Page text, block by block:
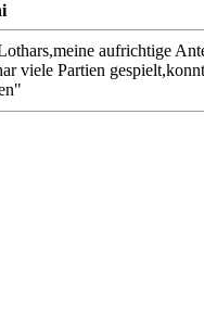
aufrichtige
viele Partien